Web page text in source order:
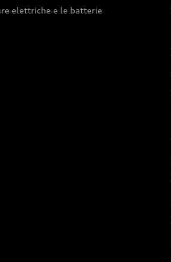
elettriche e le batterie